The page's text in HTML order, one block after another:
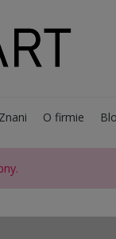
Znani O firmie